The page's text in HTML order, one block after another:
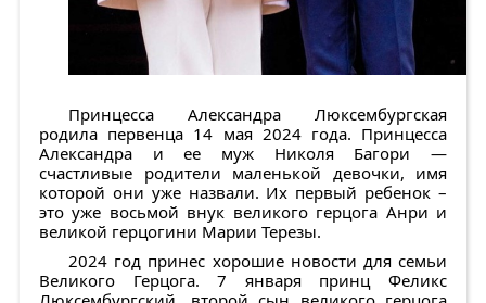
Принцесса Александра Люксембургская
родила первенца 14 мая 2024 года. Принцесса
Александра и ее муж Николя Багори —
счастливые родители маленькой девочки, имя
которой они уже назвали. Их первый ребенок –
это уже восьмой внук великого герцога Анри и
великой герцогини Марии Терезы.
2024 год принес хорошие новости для семьи
Великого Герцога. 7 января принц Феликс